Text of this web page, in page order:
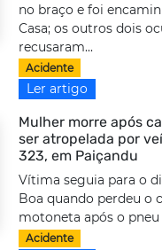
no braço e foi
Casa; os outros dois
recusaram...
Acidente
Ler artigo
Mulher morre após
ser atropelada por
323, em Paiçandu
Vítima seguia para o
Boa quando perdeu o
motoneta após o pneu
Acidente